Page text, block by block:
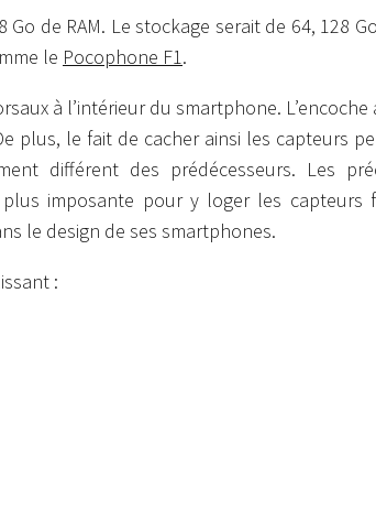
de RAM. Le stockage serait de 64, 128
le Pocophone F1.
à l’intérieur du smartphone.
plus, le fait de cacher ainsi les capteurs
différent des prédécesseurs. Les
imposante pour y loger les capteurs
le design de ses smartphones.
: